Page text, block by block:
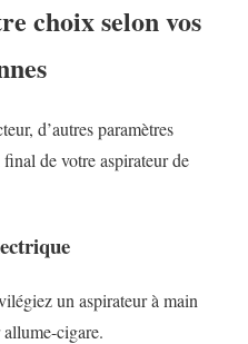
choix selon vos
d’autres paramètres
de votre aspirateur de
un aspirateur à main
cigare.